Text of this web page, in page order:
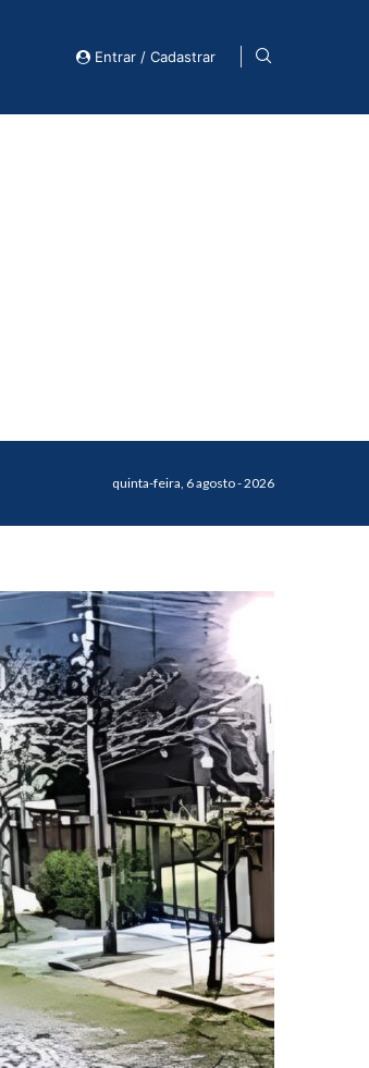
Entrar / Cadastrar
quinta-feira, 6 agosto - 2026